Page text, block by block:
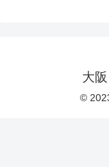
大
©